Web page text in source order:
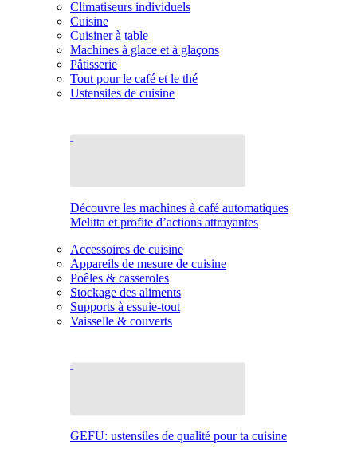
Climatiseurs individuels
Cuisine
Cuisiner à table
Machines à glace et à glaçons
Pâtisserie
Tout pour le café et le thé
Ustensiles de cuisine
Découvre les machines à café automatiques
Melitta et profite d’actions attrayantes
Accessoires de cuisine
Appareils de mesure de cuisine
Poêles & casseroles
Stockage des aliments
Supports à essuie-tout
Vaisselle & couverts
GEFU: ustensiles de qualité pour ta cuisine